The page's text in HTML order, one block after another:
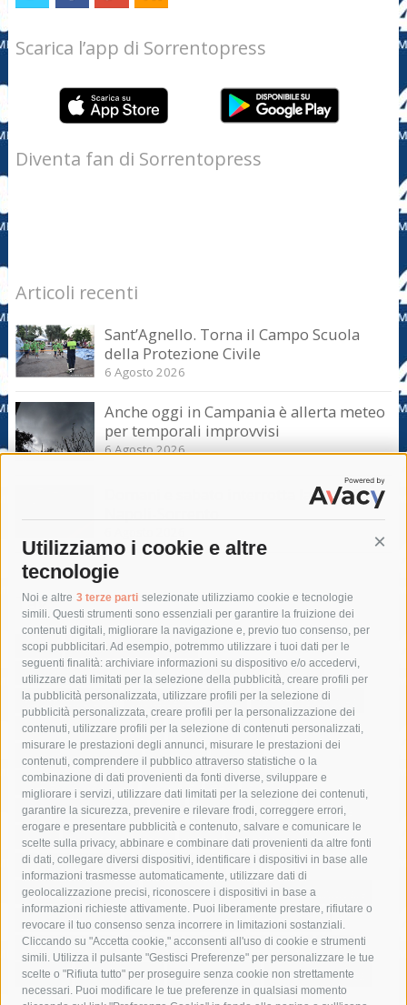
Utilizziamo i cookie e altre
tecnologie
Noi e altre 3 terze parti selezionate utilizziamo cookie e tecnologie
simili. Questi strumenti sono essenziali per garantire la fruizione dei
contenuti digitali, migliorare la navigazione e, previo tuo consenso, per
scopi pubblicitari. Ad esempio, potremmo utilizzare i tuoi dati per le
seguenti finalità: archiviare informazioni su dispositivo e/o accedervi,
utilizzare dati limitati per la selezione della pubblicità, creare profili per
la pubblicità personalizzata, utilizzare profili per la selezione di
pubblicità personalizzata, creare profili per la personalizzazione dei
contenuti, utilizzare profili per la selezione di contenuti personalizzati,
misurare le prestazioni degli annunci, misurare le prestazioni dei
contenuti, comprendere il pubblico attraverso statistiche o la
combinazione di dati provenienti da fonti diverse, sviluppare e
migliorare i servizi, utilizzare dati limitati per la selezione dei contenuti,
garantire la sicurezza, prevenire e rilevare frodi, correggere errori,
erogare e presentare pubblicità e contenuto, salvare e comunicare le
scelte sulla privacy, abbinare e combinare dati provenienti da altre fonti
di dati, collegare diversi dispositivi, identificare i dispositivi in base alle
informazioni trasmesse automaticamente, utilizzare dati di
geolocalizzazione precisi, riconoscere i dispositivi in base a
informazioni richieste attivamente. Puoi liberamente prestare, rifiutare o
revocare il tuo consenso senza incorrere in limitazioni sostanziali.
Cliccando su "Accetta cookie," acconsenti all'uso di cookie e strumenti
simili. Utilizza il pulsante "Gestisci Preferenze" per personalizzare le tue
scelte o "Rifiuta tutto" per proseguire senza cookie non strettamente
necessari. Puoi modificare le tue preferenze in qualsiasi momento
Scarica l’app di Sorrentopress
Diventa fan di Sorrentopress
Articoli recenti
Sant’Agnello. Torna il Campo Scuola
della Protezione Civile
6 Agosto 2026
Anche oggi in Campania è allerta meteo
per temporali improvvisi
6 Agosto 2026
Domani e sabato interrotta la linea Eav
Tag
acqua allerta meteo
anas
area marina protetta di punta campanella
arresto
Asl Napoli 3 sud
capitaneria di porto capri
carabinieri
castellammare di stabia
circumvesuviana
comune di sorrento
concerto
contagi
costiera amalfitana
covid-19 eav
elezioni
fondazione sorrento
gori guardia costiera
incidente
lavori
lorenzo balducelli mare
massa lubrense
massimo coppola
Meta napoli
ordinanza
penisola sorrentina
piano di sorrento
polizia municipale
protezione civile
Regione Campania
sant'agnello
sindaco cuomo
sorrento studenti temporali
treni
turismo
Vico Equense villa fiorentino vincenzo de luca